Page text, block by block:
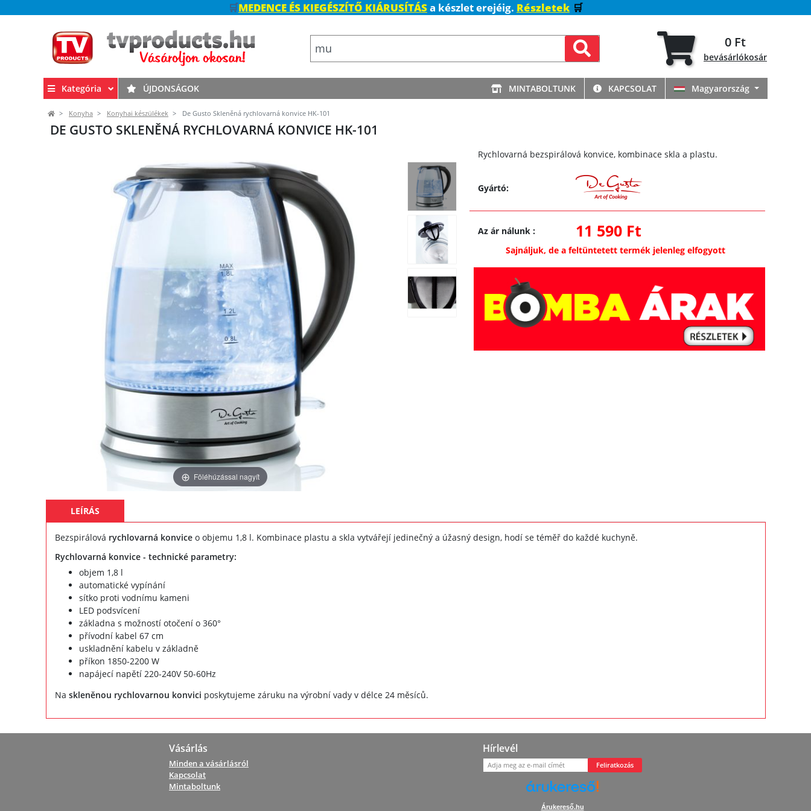
🛒MEDENCE ÉS KIEGÉSZÍTŐ KIÁRUSÍTÁSa készlet erejéig. Részletek 🛒
0 Ft
bevásárlókosár
Kategória ÚJDONSÁGOK MINTABOLTUNK KAPCSOLAT Magyarország
Konyha Konyhai készülékek De Gusto Skleněná rychlovarná konvice HK-101
DE GUSTO SKLENĚNÁ RYCHLOVARNÁ KONVICE HK-101
Föléhúzással nagyít
Rychlovarná bezspirálová konvice, kombinace skla a plastu.
Gyártó:
Az ár nálunk: 11 590 Ft
Sajnáljuk, de a feltüntetett termék jelenleg elfogyott
LEÍRÁS
Bezspirálová rychlovarná konviceo objemu 1,8 l. Kombinace plastu a skla vytvářejí jedinečný a úžasný design, hodí se téměř do každé kuchyně.
Rychlovarná konvice - technické parametry:
objem 1,8 l
automatické vypínání
sítko proti vodnímu kameni
LED podsvícení
základna s možností otočení o 360°
přívodní kabel 67 cm
uskladnění kabelu v základně
příkon 1850-2200 W
napájecí napětí 220-240V 50-60Hz
Na skleněnou rychlovarnou konvici poskytujeme záruku na výrobní vady v délce 24 měsíců.
Vásárlás
Minden a vásárlásról
Kapcsolat
Mintaboltunk
Hírlevél
Feliratkozás
Árukereső.hu